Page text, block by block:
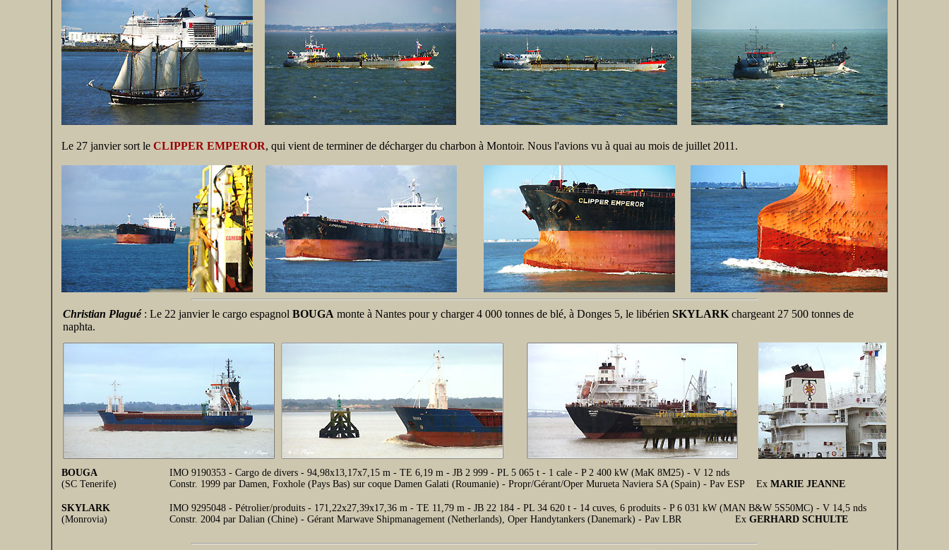
Le 27 janvier sort le CLIPPER EMPEROR, qui vient de terminer de décharger du charbon à Montoir. Nous l'avions vu à quai au mois de juillet 2011.
Christian Plagué: Le 22 janvier le cargo espagnol BOUGA monte à Nantes pour y charger 4 000 tonnes de blé, à Donges 5, le libérien SKYLARK chargeant 27 500 tonnes de
naphta.
BOUGA
(SC Tenerife)
IMO 9190353 - Cargo de divers - 94,98x13,17x7,15 m - TE 6,19 m - JB 2 999 - PL 5 065 t - 1 cale - P 2 400 kW (MaK 8M25) - V 12 nds
Constr. 1999 par Damen, Foxhole (Pays Bas) sur coque Damen Galati (Roumanie) - Propr/Gérant/Oper Murueta Naviera SA (Spain) - Pav ESP Ex MARIE JEANNE
SKYLARK
(Monrovia)
IMO 9295048 - Pétrolier/produits - 171,22x27,39x17,36 m - TE 11,79 m - JB 22 184 - PL 34 620 t - 14 cuves, 6 produits - P 6 031 kW (MAN B&W 5S50MC) - V 14,5 nds
Constr. 2004 par Dalian (Chine) - Gérant Marwave Shipmanagement (Netherlands), Oper Handytankers (Danemark) - Pav LBR Ex GERHARD SCHULTE